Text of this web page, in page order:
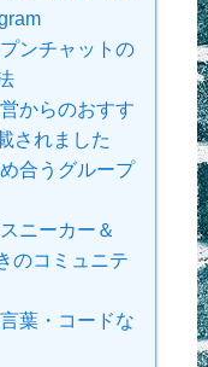
ンチャットの
からのおすす
されました
合うグループ
ニーカー＆
のコミュニテ
葉・コードな